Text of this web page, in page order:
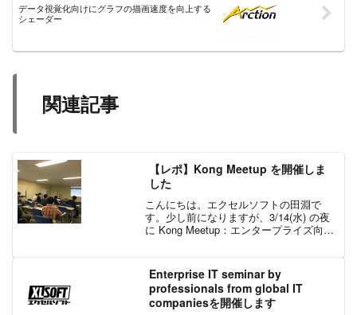
データ視覚化向けにグラフの描画速度を向上する
シェーダー
関連記事
【レポ】Kong Meetup を開催しま
した
こんにちは。エクセルソフトの田淵で
す。少し前になりますが、3/14(水) の夜
に Kong Meetup：エンタープライズ向け
Meetup...
Enterprise IT seminar by
professionals from global IT
companiesを開催します